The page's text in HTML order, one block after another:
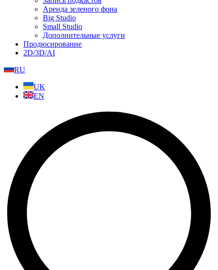
Аренда зеленого фона
Big Studio
Small Studio
Дополнительные услуги
Продюсирование
2D/3D/AI
RU
UK
EN